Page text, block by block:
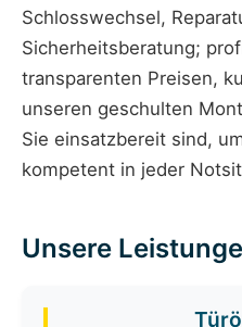
Schlosswechsel,
Sicherheitsberatung;
transparenten Preisen,
unseren geschulten
Sie einsatzbereit sind,
kompetent in jeder
Unsere